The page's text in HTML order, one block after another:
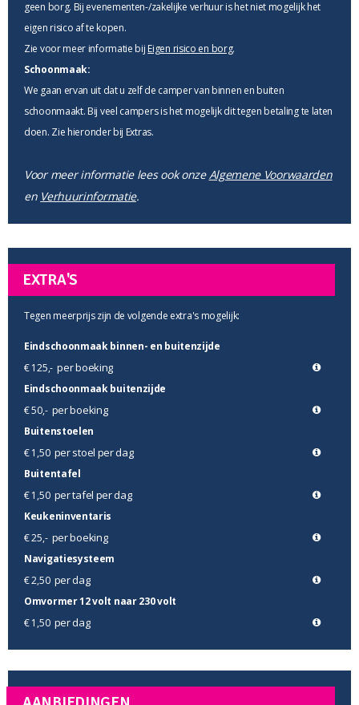
geen borg. Bij evenementen-/zakelijke verhuur is het niet mogelijk het
eigen risico af te kopen.
Zie voor meer informatie bij Eigen risico en borg.
Schoonmaak:
We gaan ervan uit dat u zelf de camper van binnen en buiten
schoonmaakt. Bij veel campers is het mogelijk dit tegen betaling te laten
doen. Zie hieronder bij Extras.
Voor meer informatie lees ook onzeAlgemene Voorwaarden
en Verhuurinformatie.
EXTRA'S
Tegen meerprijs zijn de volgende extra's mogelijk:
Eindschoonmaak binnen- en buitenzijde
€ 125,-per boeking
Eindschoonmaak buitenzijde
€ 50,- per boeking
Buitenstoelen
€ 1,50 per stoel per dag
Buitentafel
€ 1,50 per tafel per dag
Keukeninventaris
€ 25,- per boeking
Navigatiesysteem
€ 2,50 per dag
Omvormer 12 volt naar 230 volt
€ 1,50 per dag